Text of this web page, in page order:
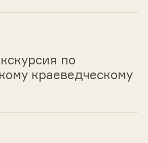
по
краеведческому